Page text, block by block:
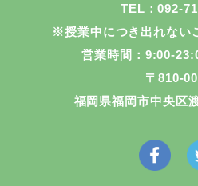
TEL：092-
※授業中につき出れない
営業時間：9:00-
〒810-
福岡県福岡市中央区